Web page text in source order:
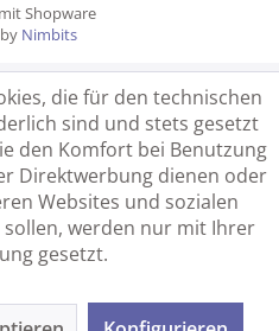
Shopware
Nimbits
die für den technischen
sind und stets gesetzt
den Komfort bei Benutzung
Direktwerbung dienen oder
Websites und sozialen
werden nur mit Ihrer
gesetzt.